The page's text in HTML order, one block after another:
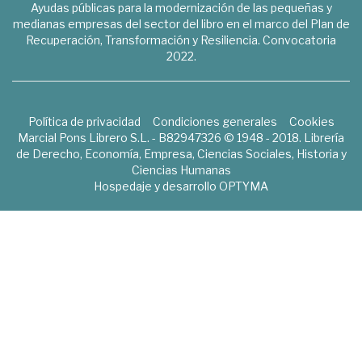
Ayudas públicas para la modernización de las pequeñas y
medianas empresas del sector del libro en el marco del Plan de
Recuperación, Transformación y Resiliencia. Convocatoria
2022.
Política de privacidad Condiciones generales
Cookies
Marcial Pons Librero S.L. - B82947326 © 1948 - 2018. Librería
de Derecho, Economía, Empresa, Ciencias Sociales, Historia y
Ciencias Humanas
Hospedaje y desarrollo OPTYMA